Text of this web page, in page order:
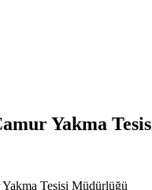
Yakma
Yakma Tesisi Müdürlüğü